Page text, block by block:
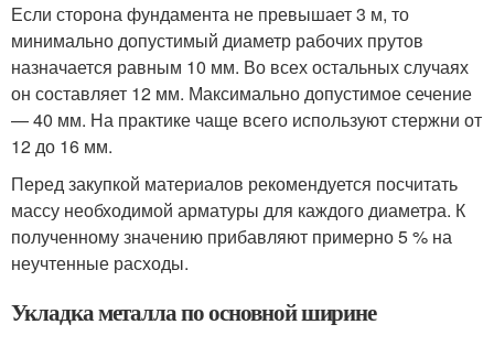
Если сторона фундамента не превышает 3 м, то
минимально допустимый диаметр рабочих прутов
назначается равным 10 мм. Во всех остальных случаях
он составляет 12 мм. Максимально допустимое сечение
— 40 мм. На практике чаще всего используют стержни от
12 до 16 мм.
Перед закупкой материалов рекомендуется посчитать
массу необходимой арматуры для каждого диаметра. К
полученному значению прибавляют примерно 5 % на
неучтенные расходы.
Укладка металла по основной ширине